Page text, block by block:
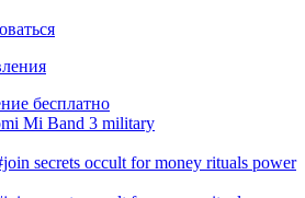
бесплатно
Mi Band 3 military
secrets occult for money rituals power